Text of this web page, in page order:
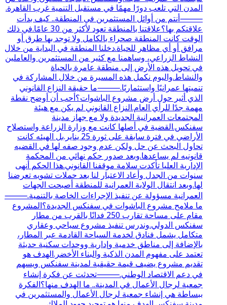
المدن التي تلعب دورًا مهمًا في مستقبل التنمية غرب القاهرة.
⸻أنتم من أوائل المستثمرين في المنطقة.. كيف بدأت
علاقتكم بها؟علاقتنا بالمنطقة تعود لأكثر من 30 عامًا.في ذلك
الوقت كانت المنطقة صحراء بالكامل ولا توجد بها طرق أو
مرافق أو أي مظاهر للحياة.دخلنا المنطقة في البداية من خلال
النشاط الزراعي، وساهمنا مع كثير من المستثمرين والعاملين
في تحويل هذه الأرض إلى منطقة عامرة بالحياة
والنشاط.واليوم نكمل هذه المسيرة من خلال المشاركة في
تنميتها عمرانيًا واستثماريًا.⸻ما حقيقة النزاع القانوني
الذي أثير حول أرض مشروع الباشوات؟أحب أن أوضح نقطة
مهمة جدًا للرأي العام.النزاع القانوني لم يكن مع هيئة
المجتمعات العمرانية الجديدة ولا مع جهاز مدينة
سفنكس.القضية في أصلها كانت مع وزارة الزراعة واستصلاح
الأراضي في فترة سابقة على ثورة 25 يناير.بل الهيئه كانت
تحاول البحث عن حل ولكن عدم وجود صفه لها في القضيه
قانونيه لم يساعدها.وبعد صدور حكم نهائي من المحكمة
الإدارية العليا تأكدت سلامة موقفنا القانوني.هذا الحكم أنهى
سنوات من الجدل وأعاد الاعتبار لنا بعد حملات تشويه تعرضنا
لها.وبعد انتقال الولاية العمرانية للمنطقة أصبحت الجهات
العمرانية مسؤولة عن تنفيذ الإجراءات الخاصة بالتنمية.⸻
ما ملامح مشروع الباشوات في سفنكس الجديدة؟المشروع
مقام على مساحة تقارب 250 فدانًا بالقرب من مطار
سفنكس الدولي.وندرس تنفيذ مشروع سياحي وعقاري
متكامل يشمل فنادق لخدمة السياحة القادمة عبر المطار،
بالإضافة إلى مناطق خدمية وإدارية ووحدات سكنية حديثة
تعتمد على مفهوم المدن الذكية والبناء الأخضر.الهدف هو
تقديم مشروع يضيف قيمة حقيقية لمدينة سفنكس ويسهم
في دعم الاقتصاد الوطني.⸻تحدثت عن فكرة إنشاء
جمعية لرجال الأعمال في المدينة.. ما الهدف منها؟الفكرة
ببساطة هي إنشاء جمعية لرجال الأعمال والمستثمرين في